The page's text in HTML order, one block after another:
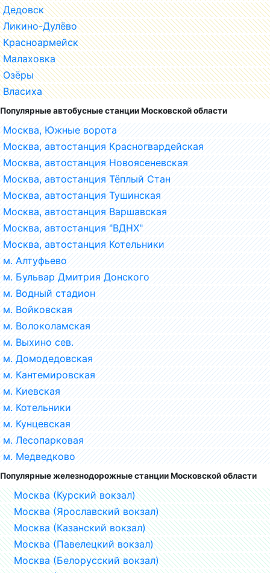
Дедовск
Ликино-Дулёво
Красноармейск
Малаховка
Озёры
Власиха
Популярные автобусные станции Московской области
Москва, Южные ворота
Москва, автостанция Красногвардейская
Москва, автостанция Новоясеневская
Москва, автостанция Тёплый Стан
Москва, автостанция Тушинская
Москва, автостанция Варшавская
Москва, автостанция "ВДНХ"
Москва, автостанция Котельники
м. Алтуфьево
м. Бульвар Дмитрия Донского
м. Водный стадион
м. Войковская
м. Волоколамская
м. Выхино сев.
м. Домодедовская
м. Кантемировская
м. Киевская
м. Котельники
м. Кунцевская
м. Лесопарковая
м. Медведково
Популярные железнодорожные станции Московской области
Москва (Курский вокзал)
Москва (Ярославский вокзал)
Москва (Казанский вокзал)
Москва (Павелецкий вокзал)
Москва (Белорусский вокзал)